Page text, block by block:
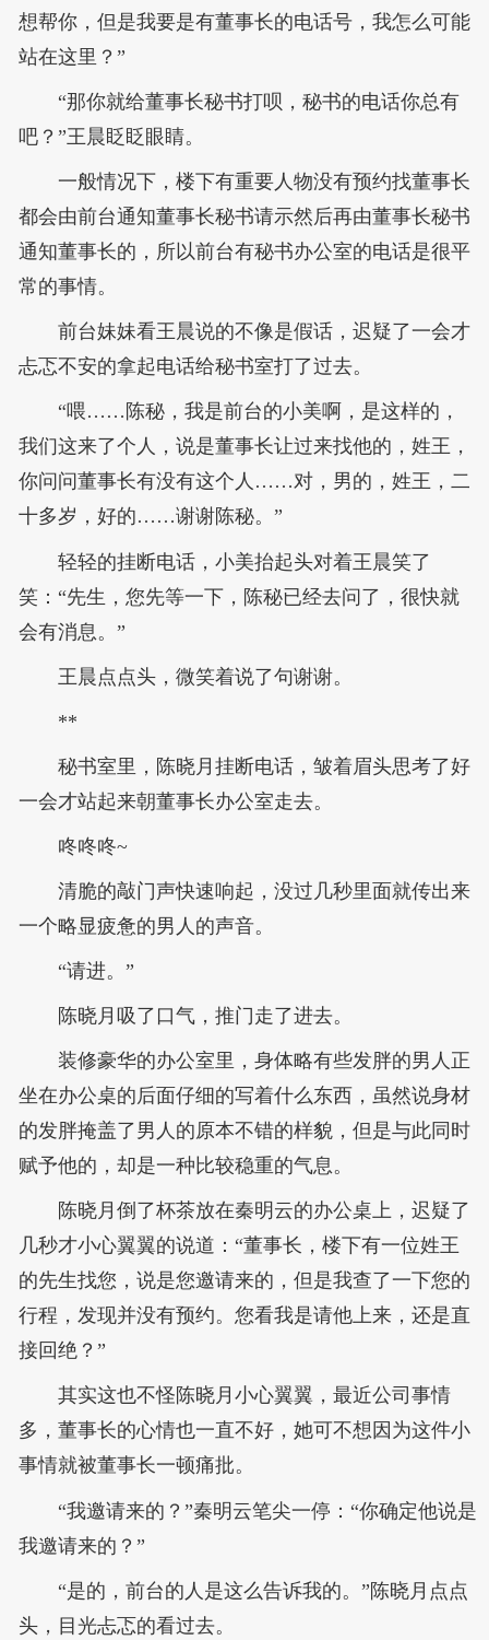
想帮你，但是我要是有董事长的电话号，我怎么可能
站在这里？”
“那你就给董事长秘书打呗，秘书的电话你总有
吧？”王晨眨眨眼睛。
一般情况下，楼下有重要人物没有预约找董事长
都会由前台通知董事长秘书请示然后再由董事长秘书
通知董事长的，所以前台有秘书办公室的电话是很平
常的事情。
前台妹妹看王晨说的不像是假话，迟疑了一会才
忐忑不安的拿起电话给秘书室打了过去。
“喂……陈秘，我是前台的小美啊，是这样的，
我们这来了个人，说是董事长让过来找他的，姓王，
你问问董事长有没有这个人……对，男的，姓王，二
十多岁，好的……谢谢陈秘。”
轻轻的挂断电话，小美抬起头对着王晨笑了
笑：“先生，您先等一下，陈秘已经去问了，很快就
会有消息。”
王晨点点头，微笑着说了句谢谢。
**
秘书室里，陈晓月挂断电话，皱着眉头思考了好
一会才站起来朝董事长办公室走去。
咚咚咚~
清脆的敲门声快速响起，没过几秒里面就传出来
一个略显疲惫的男人的声音。
“请进。”
陈晓月吸了口气，推门走了进去。
装修豪华的办公室里，身体略有些发胖的男人正
坐在办公桌的后面仔细的写着什么东西，虽然说身材
的发胖掩盖了男人的原本不错的样貌，但是与此同时
赋予他的，却是一种比较稳重的气息。
陈晓月倒了杯茶放在秦明云的办公桌上，迟疑了
几秒才小心翼翼的说道：“董事长，楼下有一位姓王
的先生找您，说是您邀请来的，但是我查了一下您的
行程，发现并没有预约。您看我是请他上来，还是直
接回绝？”
其实这也不怪陈晓月小心翼翼，最近公司事情
多，董事长的心情也一直不好，她可不想因为这件小
事情就被董事长一顿痛批。
“我邀请来的？”秦明云笔尖一停：“你确定他说是
我邀请来的？”
“是的，前台的人是这么告诉我的。”陈晓月点点
头，目光忐忑的看过去。